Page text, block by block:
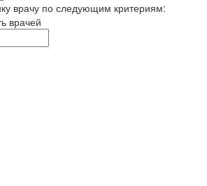
врачу по следующим критериям:
врачей